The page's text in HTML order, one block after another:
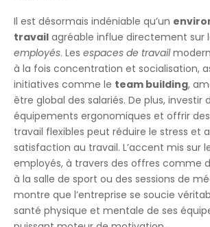
Il est désormais indéniable qu’un
travail agréable influe directement sur
employés. Les espaces de travail
à la fois concentration et socialisation,
initiatives comme le team building,
être global des salariés. De plus, investir
équipements ergonomiques et offrir
travail flexibles peut réduire le stress et
satisfaction au travail. L’accent mis sur
employés, à travers des offres comme
à la salle de sport ou des sessions de
montre que l’entreprise se soucie
santé physique et mentale de ses